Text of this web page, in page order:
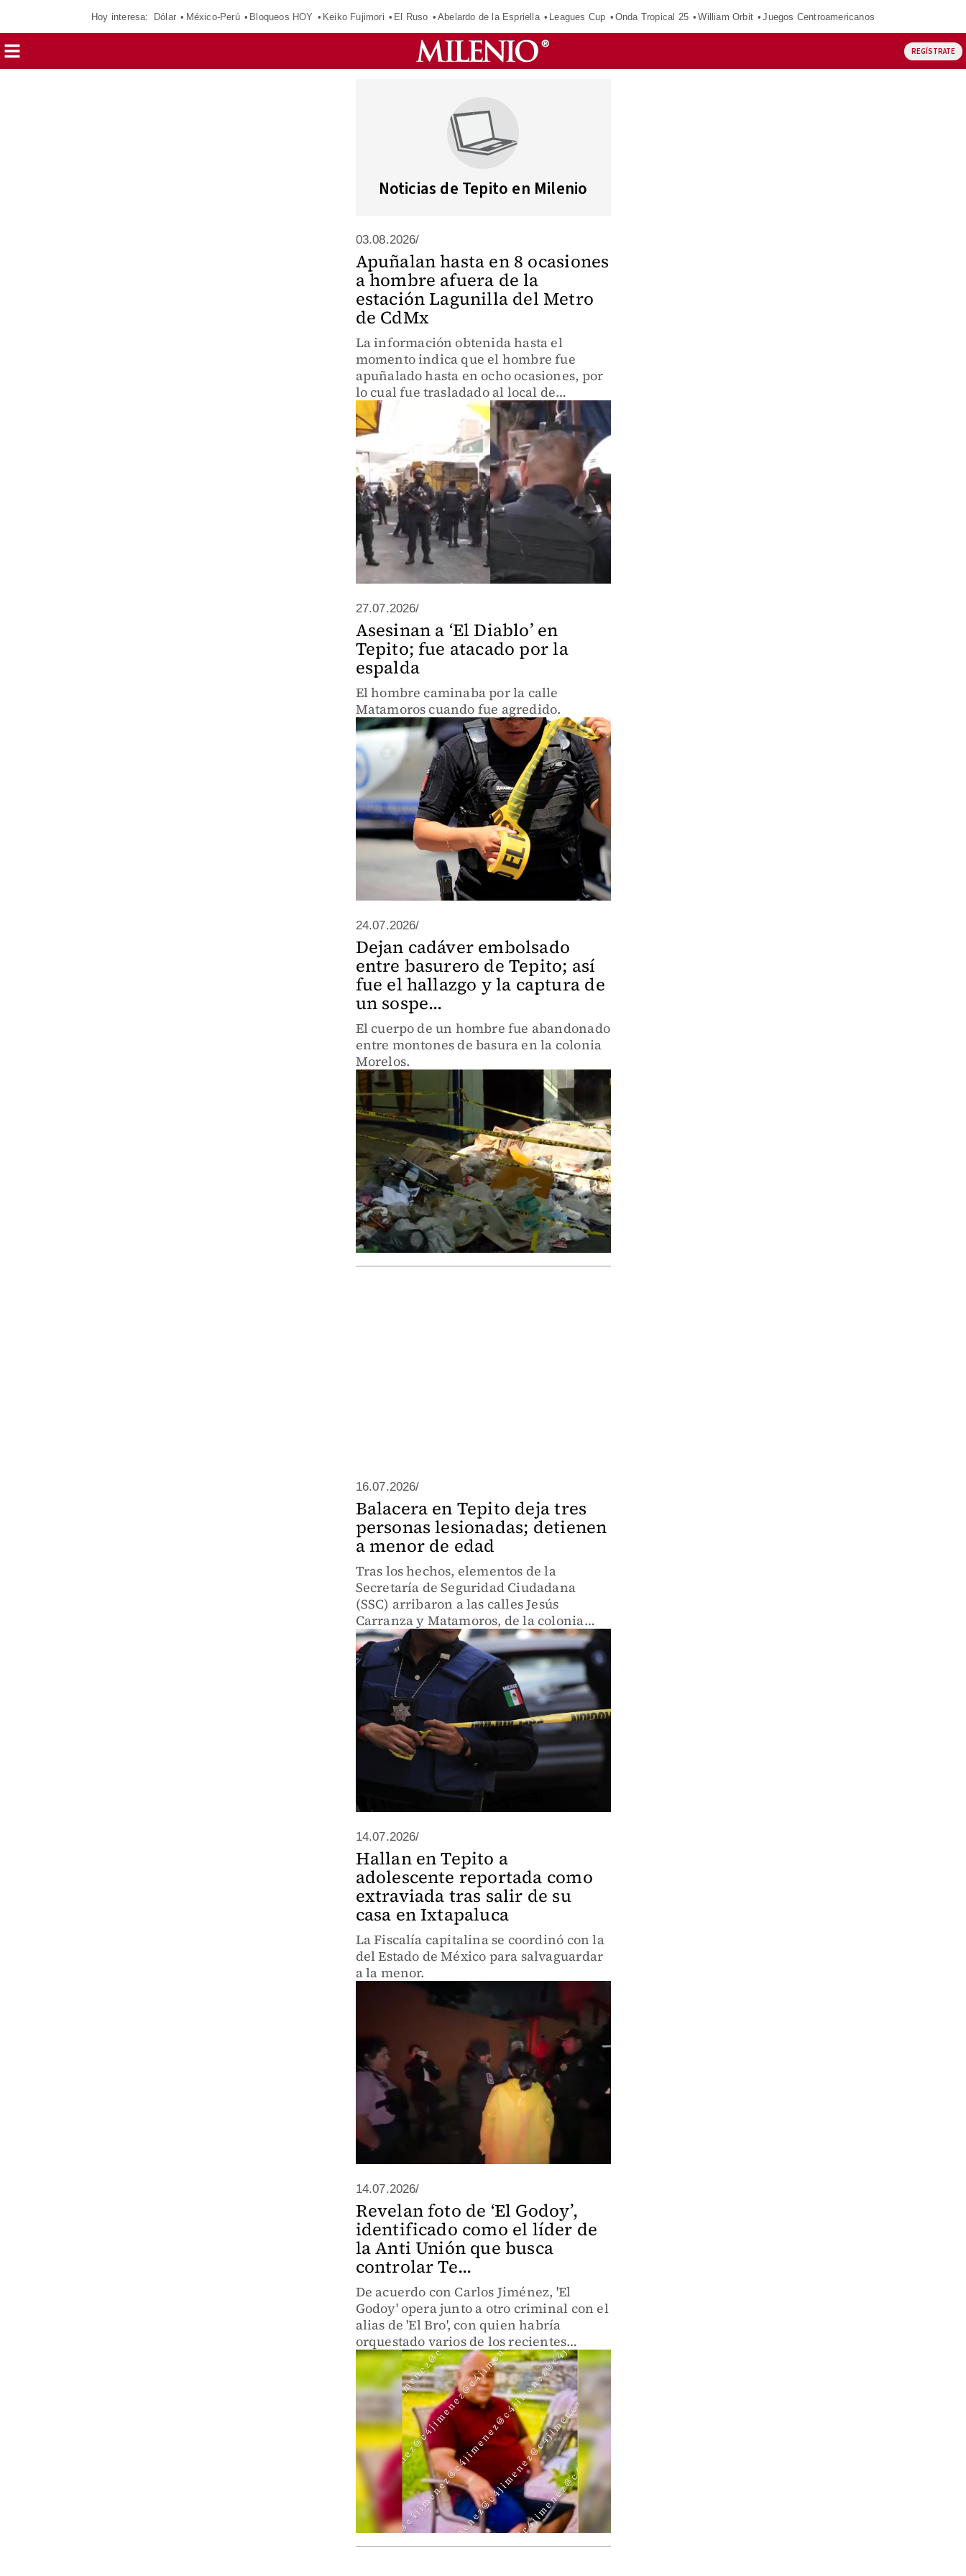
Hoy interesa: Dólar México-Perú Bloqueos HOY Keiko Fujimori El Ruso Abelardo de la Espriella Leagues Cup Onda Tropical 25 William Orbit Juegos Centroamericanos
REGÍSTRATE
Noticias de Tepito en Milenio
03.08.2026/
Apuñalan hasta en 8 ocasiones
a hombre afuera de la
estación Lagunilla del Metro
de CdMx
La información obtenida hasta el
momento indica que el hombre fue
apuñalado hasta en ocho ocasiones, por
lo cual fue trasladado al local de
primeros auxilios del Metro luego de que
comerciantes del Barrio de Tepito.
27.07.2026/
Asesinan a ‘El Diablo’ en
Tepito; fue atacado por la
espalda
El hombre caminaba por la calle
Matamoros cuando fue agredido.
24.07.2026/
Dejan cadáver embolsado
entre basurero de Tepito; así
fue el hallazgo y la captura de
un sospe...
El cuerpo de un hombre fue abandonado
entre montones de basura en la colonia
Morelos.
16.07.2026/
Balacera en Tepito deja tres
personas lesionadas; detienen
a menor de edad
Tras los hechos, elementos de la
Secretaría de Seguridad Ciudadana
(SSC) arribaron a las calles Jesús
Carranza y Matamoros, de la colonia
Morelos, en la alcaldía Cuauhtémoc.
14.07.2026/
Hallan en Tepito a
adolescente reportada como
extraviada tras salir de su
casa en Ixtapaluca
La Fiscalía capitalina se coordinó con la
del Estado de México para salvaguardar
a la menor.
14.07.2026/
Revelan foto de ‘El Godoy’,
identificado como el líder de
la Anti Unión que busca
controlar Te...
De acuerdo con Carlos Jiménez, 'El
Godoy' opera junto a otro criminal con el
alias de 'El Bro', con quien habría
orquestado varios de los recientes
crímenes reportados en Tepito.